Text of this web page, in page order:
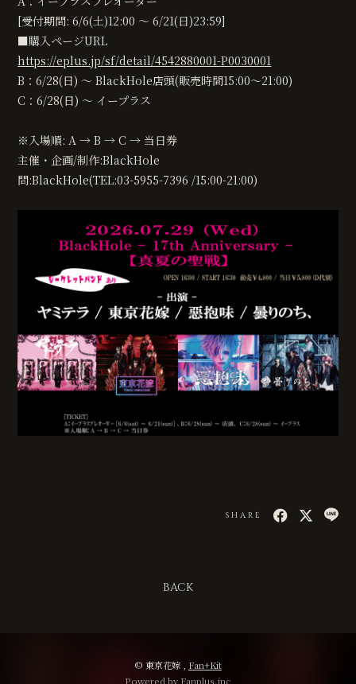
[受付期間: 6/6(土)12:00 ～ 6/21(日)23:59]
■購入ページURL
https://eplus.jp/sf/detail/4542880001-P0030001
B：6/28(日) ～ BlackHole店頭(販売時間15:00～21:00)
C：6/28(日) ～ イープラス
※入場順: A → B → C → 当日券
主催・企画/制作:BlackHole
問:BlackHole(TEL:03-5955-7396 /15:00-21:00)
SHARE
BACK
© 東京花嫁 , Fan+Kit
Powered by Fanplus.inc